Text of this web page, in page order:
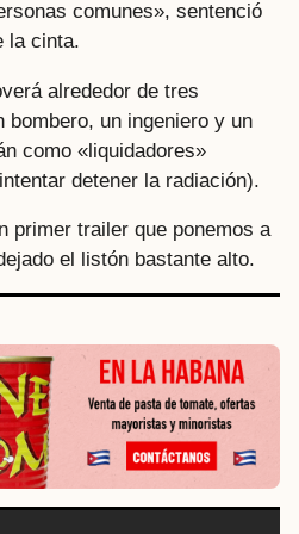
comunes», sentenció
la cinta.
alrededor de tres
bombero, un ingeniero y un
como «liquidadores»
detener la radiación).
primer trailer que ponemos a
el listón bastante alto.